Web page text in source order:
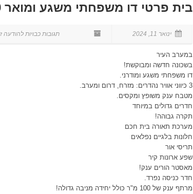
בית פרטי דו משפחתי משגע ומואר 9 חדרים בשכונת עפרון החדשה הוד השרון
ינואר 11, 2024 ‎תגובות כבויות להודעה זו
במערב העיר
בשכונה חדשה ומבוקשת!
דו משפחתי משגע ומודרני.
3 כיווני אוויר נהדרים: מזרח, דרום ומערב.
מטבח ענק משופץ ומקסים.
חדרים גדולים במיוחד
תקרה גבוהה!
מערכת תאורה בית חכם
חלונות בלגיים נפלאים
תריסי אור
שפע ארונות קיר
מאסטר הורים ענק!
חדר כניסה נפרד.
מרתף ענק של 100 מ"ר כולל יחידה מניבה גדולה!